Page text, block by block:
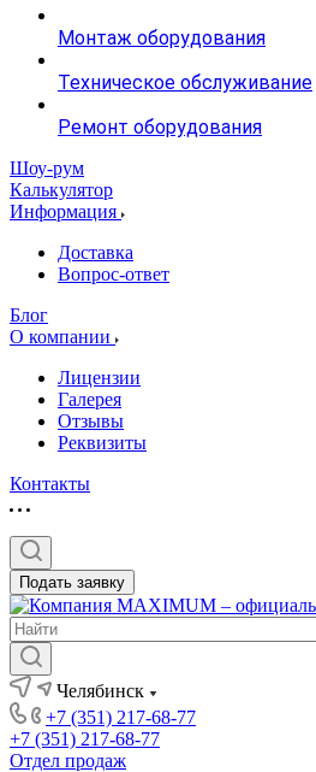
Монтаж оборудования
Техническое обслуживание
Ремонт оборудования
Шоу-рум
Калькулятор
Информация
Доставка
Вопрос-ответ
Блог
О компании
Лицензии
Галерея
Отзывы
Реквизиты
Контакты
Подать заявку
Челябинск
+7 (351) 217-68-77
+7 (351) 217-68-77
Отдел продаж